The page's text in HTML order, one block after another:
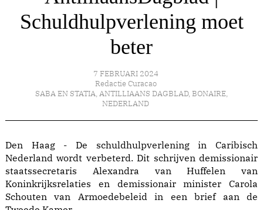
Schuldhulpverlening moet
beter
7 FEBRUARI 2024
Redactie Curacao
SABA EN STATIA, ANTILLIAANS DAGBLAD, BONAIRE,
NEDERLAND
Den Haag - De schuldhulpverlening in Caribisch
Nederland wordt verbeterd. Dit schrijven demissionair
staatssecretaris Alexandra van Huffelen van
Koninkrijksrelaties en demissionair minister Carola
Schouten van Armoedebeleid in een brief aan de